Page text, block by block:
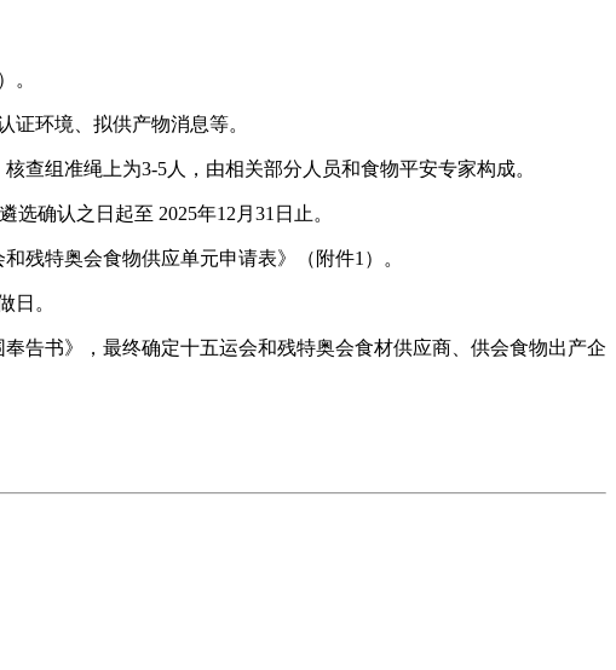
。
环境、拟供产物消息等。
组准绳上为3-5人，由相关部分人员和食物平安专家构成。
确认之日起至 2025年12月31日止。
特奥会食物供应单元申请表》（附件1）。
日。
书》，最终确定十五运会和残特奥会食材供应商、供会食物出产企